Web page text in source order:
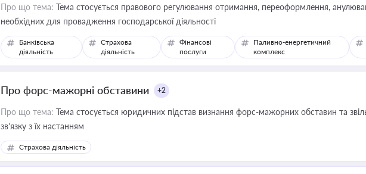
Про що тема: Тема стосується правового регулювання отримання, переоформлення,
необхідних для провадження господарської діяльності
Банківська
діяльність
Страхова
діяльність
Фінансові
послуги
Паливно-енергетичний
комплекс
Про форс-мажорні обставини +2
Про що тема: Тема стосується юридичних підстав визнання форс-мажорних обставин та
зв'язку з їх настанням
Страхова діяльність